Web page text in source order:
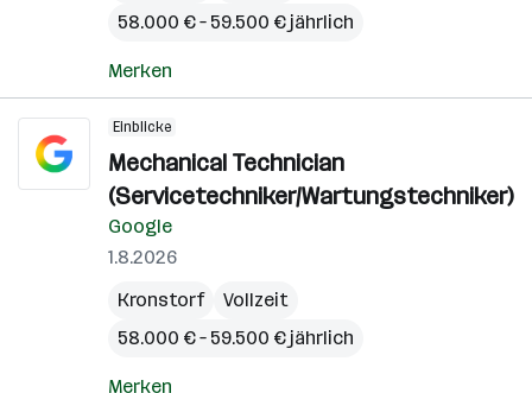
58.000 € – 59.500 € jährlich
Merken
Einblicke
Mechanical Technician
(Servicetechniker/Wartungstechniker)
Google
1.8.2026
Kronstorf
Vollzeit
58.000 € – 59.500 € jährlich
Merken